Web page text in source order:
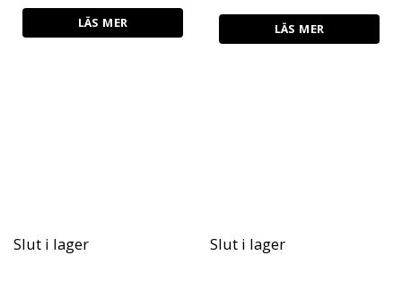
LÄS MER LÄS MER
Slut i lager Slut i lager